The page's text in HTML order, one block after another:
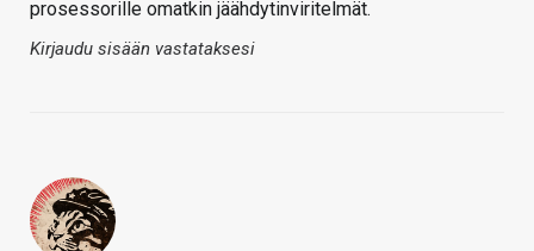
prosessorille omatkin jäähdytinviritelmät.
Kirjaudu sisään vastataksesi